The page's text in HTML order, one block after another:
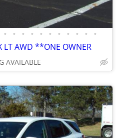
• • • • • • • • • • •
LT AWD **ONE OWNER
AVAILABLE